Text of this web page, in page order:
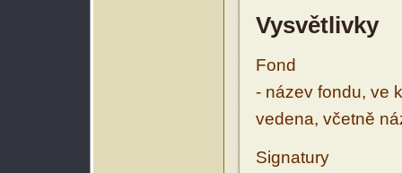
Vysvětlivky
Fond
- název fondu, ve
vedena, včetně
Signatury